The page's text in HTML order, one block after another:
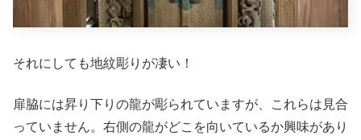
それにしても地紋彫りが凄い！
扉脇には昇り下りの龍が彫られていますが、これらは見合
っていません。右側の龍がどこを向いているか興味があり